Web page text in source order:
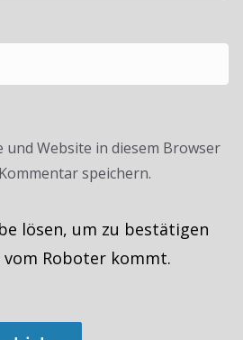
und Website in diesem Browser
speichern.
lösen, um zu bestätigen
vom Roboter kommt.